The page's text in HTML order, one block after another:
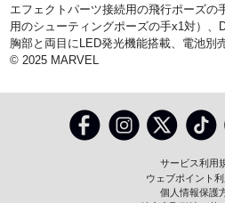
エフェクトパーツ接続用の飛行ポーズの
用のシューティングポーズの手x1対）、
胸部と両目にLED発光機能搭載、電池別
© 2025 MARVEL
サービス利用
ウェブポイント
個人情報保護